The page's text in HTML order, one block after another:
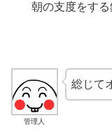
朝の支度をする
管理人
総じて